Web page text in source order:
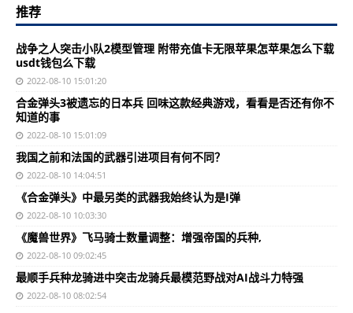
推荐
战争之人突击小队2模型管理 附带充值卡无限苹果怎苹果怎么下载
usdt钱包么下载
2022-08-10 15:01:20
合金弹头3被遗忘的日本兵 回味这款经典游戏，看看是否还有你不
知道的事
2022-08-10 15:01:09
我国之前和法国的武器引进项目有何不同？
2022-08-10 14:04:51
《合金弹头》中最另类的武器我始终认为是I弹
2022-08-10 10:03:30
《魔兽世界》飞马骑士数量调整：增强帝国的兵种,
2022-08-10 09:02:45
最顺手兵种龙骑进中突击龙骑兵最模范野战对AI战斗力特强
2022-08-10 08:02:54